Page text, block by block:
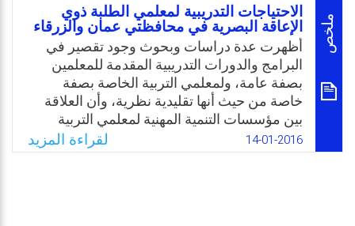
ملخص
الاحتياجات التدريبية لمعلمي الطلبة ذوي
الإعاقة البصرية في محافظتي عمان والزرقاء
أظهرت عدة دراسات وبحوث وجود تقصير في
البرامج والدورات التدريبية المقدمة للمعلمين
بصفة عامة، ولمعلمي التربية الخاصة بصفة
خاصة من حيث أنها تقليدية نظرية، وأن العلاقة
بين مؤسسات التنمية المهنية لمعلمي التربية
الخاصة وبين الواقع التعليمي ضعيفة، وأن الجانب
التطبيقي لم يأخذ مكانه في التنمية المهنية. وبناءً
14-01-2016 لقراءة المزيد